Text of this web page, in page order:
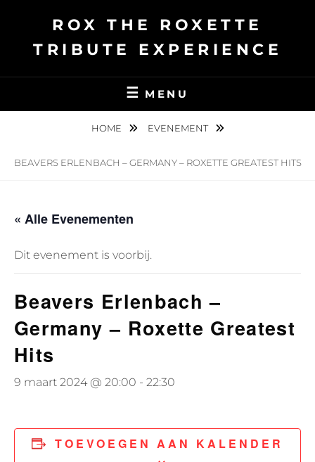
ROX THE ROXETTE
TRIBUTE EXPERIENCE
MENU
HOME EVENEMENT
BEAVERS ERLENBACH – GERMANY – ROXETTE GREATEST HITS
« Alle Evenementen
Dit evenement is voorbij.
Beavers Erlenbach –
Germany – Roxette Greatest
Hits
9 maart 2024 @ 20:00 - 22:30
TOEVOEGEN AAN KALENDER